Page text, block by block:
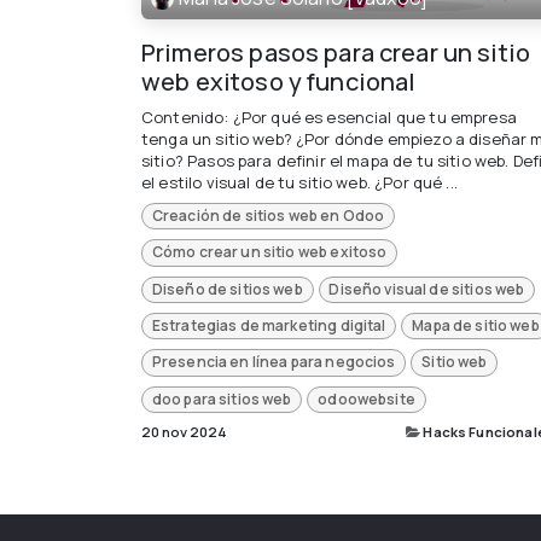
Primeros pasos para crear un sitio
web exitoso y funcional
Contenido: ¿Por qué es esencial que tu empresa
tenga un sitio web? ¿Por dónde empiezo a diseñar
sitio? Pasos para definir el mapa de tu sitio web.
el estilo visual de tu sitio web. ¿Por qué ...
Creación de sitios web en Odoo
Cómo crear un sitio web exitoso
Diseño de sitios web
Diseño visual de sitios web
Estrategias de marketing digital
Mapa de sitio web
Presencia en línea para negocios
Sitio web
doo para sitios web
odoowebsite
20 nov 2024 Hacks